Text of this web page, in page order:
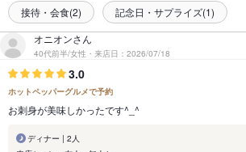
接待・会食(2)
記念日・サプライズ(1)
オニオンさん
40代前半/女性・来店日：2026/07/18
3.0
ホットペッパーグルメで予約
お刺身が美味しかったです^_^
ディナー | 2人